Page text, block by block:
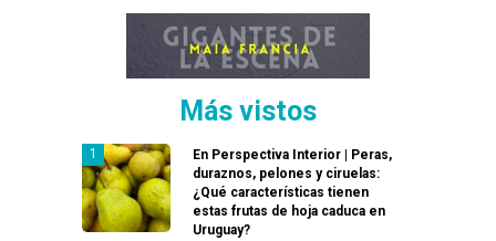
Más vistos
En Perspectiva Interior | Peras,
duraznos, pelones y ciruelas:
¿Qué características tienen
estas frutas de hoja caduca en
Uruguay?